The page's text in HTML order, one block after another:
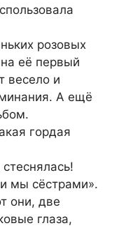
розовых
её первый
весело и
А ещё
гордая
мы сёстрами».
они, две
глаза,